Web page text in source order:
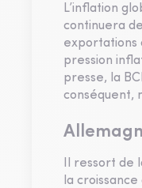
L’inflation
continuera
exportations
pression
presse, la
conséquent,
Il ressort de
la